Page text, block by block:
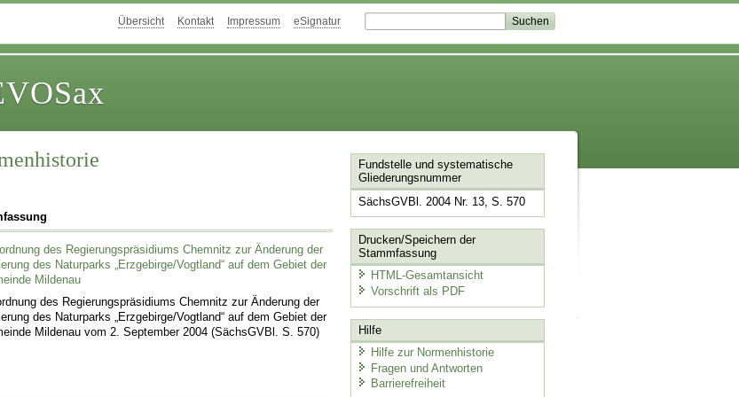
Übersicht Kontakt Impressum eSignatur
des Regierungspräsidiums Chemnitz zur Änderung der
des Naturparks „Erzgebirge/Vogtland“ auf dem Gebiet der
Mildenau
des Regierungspräsidiums Chemnitz zur Änderung der
des Naturparks „Erzgebirge/Vogtland“ auf dem Gebiet der
Mildenau vom 2. September 2004 (SächsGVBl. S. 570)
Fundstelle und systematische
Gliederungsnummer
SächsGVBl. 2004 Nr. 13, S. 570
Drucken/Speichern der
Stammfassung
HTML-Gesamtansicht
Vorschrift als PDF
Hilfe
Hilfe zur Normenhistorie
Fragen und Antworten
Barrierefreiheit